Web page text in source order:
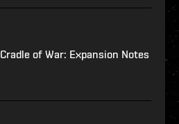
Cradle of War: Expansion Notes